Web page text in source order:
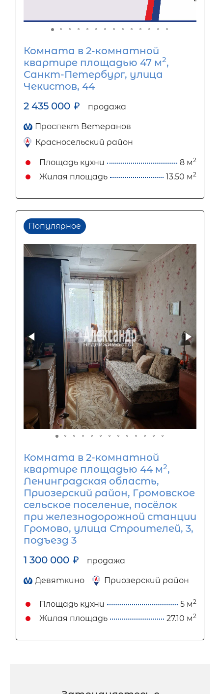
Комната в 2-комнатной
квартире площадью 47 м2,
Санкт-Петербург, улица
Чекистов, 44
2 435 000 ₽ продажа
Проспект Ветеранов
Красносельский район
Площадь кухни 8 м2
Жилая площадь 13.50 м2
Популярное
Комната в 2-комнатной
квартире площадью 44 м2,
Ленинградская область,
Приозерский район, Громовское
сельское поселение, посёлок
при железнодорожной станции
Громово, улица Строителей, 3,
подъезд 3
1 300 000 ₽ продажа
Девяткино Приозерский район
Площадь кухни 5 м2
Жилая площадь 27.10 м2